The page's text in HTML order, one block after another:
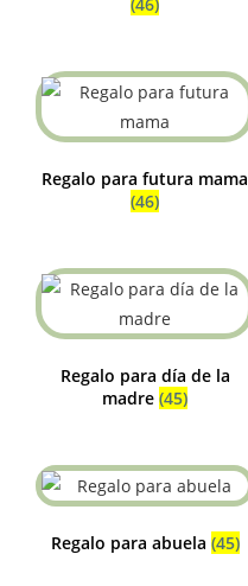
Regalo para futura mama
(46)
Regalo para día de la
madre (45)
Regalo para abuela (45)